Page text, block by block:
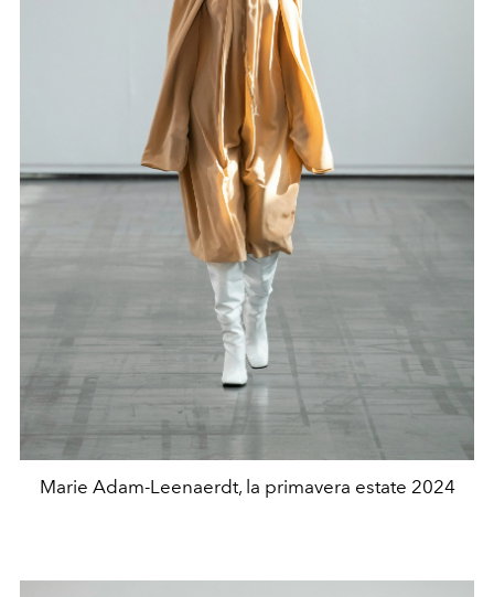
Marie Adam-Leenaerdt, la primavera estate 2024